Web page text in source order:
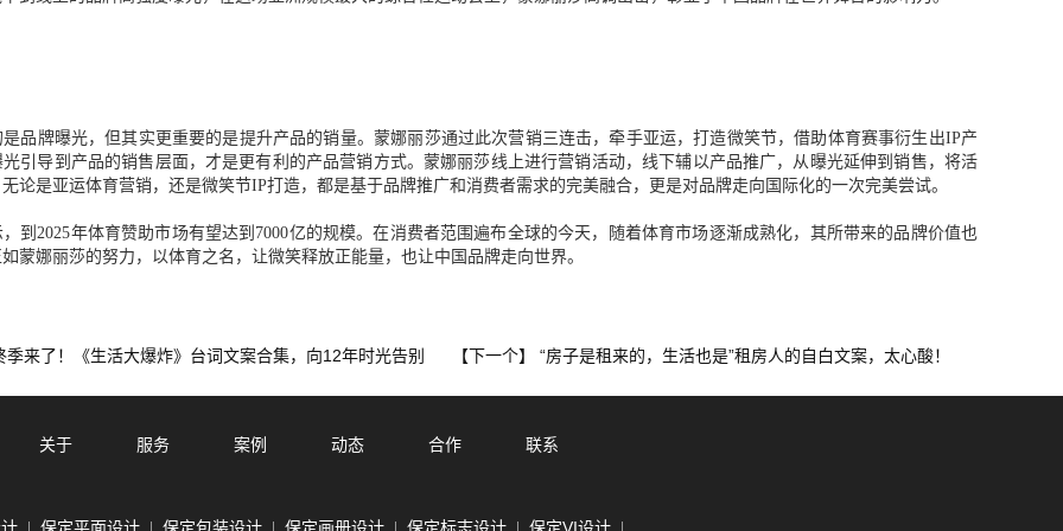
品牌曝光，但其实更重要的是提升产品的销量。蒙娜丽莎通过此次营销三连击，牵手亚运，打造微笑节，借助体育赛事衍生出IP产
引导到产品的销售层面，才是更有利的产品营销方式。蒙娜丽莎线上进行营销活动，线下辅以产品推广，从曝光延伸到销售，将活
论是亚运体育营销，还是微笑节IP打造，都是基于品牌推广和消费者需求的完美融合，更是对品牌走向国际化的一次完美尝试。
到2025年体育赞助市场有望达到7000亿的规模。在消费者范围遍布全球的今天，随着体育市场逐渐成熟化，其所带来的品牌价值也
蒙娜丽莎的努力，以体育之名，让微笑释放正能量，也让中国品牌走向世界。
季来了！《生活大爆炸》台词文案合集，向12年时光告别 【下一个】 “房子是租来的，生活也是”租房人的自白文案，太心酸！
关于 服务 案例 动态 合作 联系